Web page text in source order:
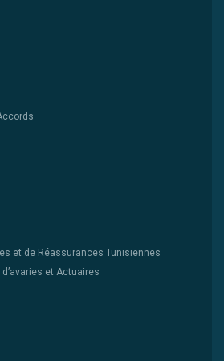
et de Réassurances Tunisiennes
et Actuaires